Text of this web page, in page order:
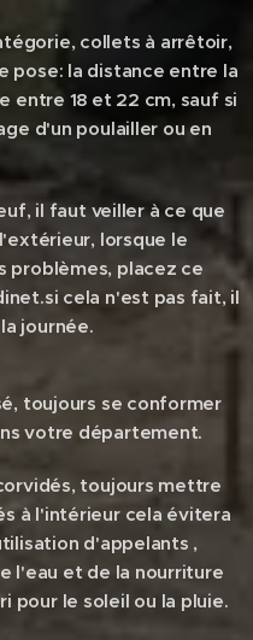
collets à arrêtoir,
pose: la distance entre la
entre 18 et 22 cm, sauf si
d'un poulailler ou en
il faut veiller à ce que
lorsque le
problèmes, placez ce
cela n'est pas fait, il
journée.
toujours se conformer
votre département.
toujours mettre
à l'intérieur cela évitera
d'appelants ,
l'eau et de la nourriture
pour le soleil ou la pluie.